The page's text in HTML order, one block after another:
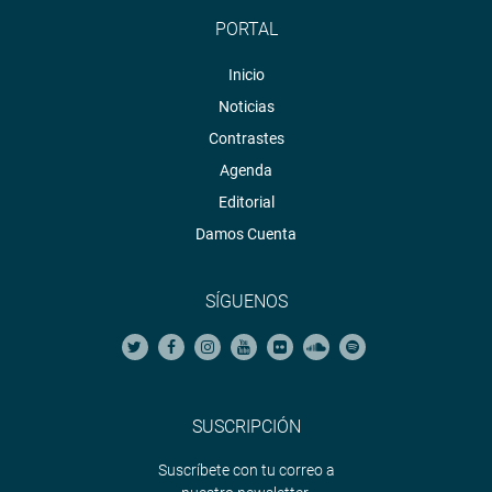
PORTAL
Inicio
Noticias
Contrastes
Agenda
Editorial
Damos Cuenta
SÍGUENOS
SUSCRIPCIÓN
Suscríbete con tu correo a